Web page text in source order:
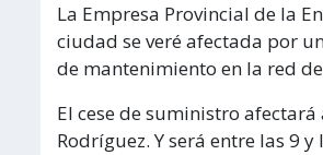
La Empresa Provincial de la
ciudad se veré afectada por
de mantenimiento en la red
El cese de suministro
Rodríguez. Y será entre las 9 y